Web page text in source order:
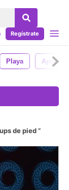
Regístrate
Playa
de pied